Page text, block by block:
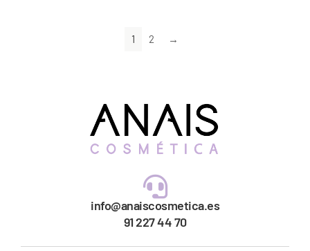
1 2 →
info@anaiscosmetica.es
91 227 44 70